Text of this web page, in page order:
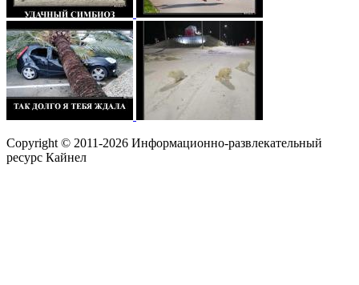
Copyright © 2011-2026 Информационно-развлекательный
ресурс Кайнел